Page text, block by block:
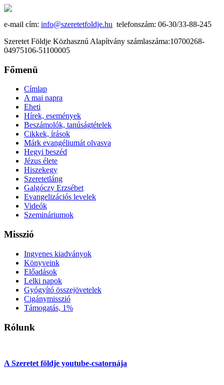
e-mail cím: info@szeretetfoldje.hu telefonszám: 06-30/33-88-245
Szeretet Földje Közhasznú Alapítvány számlaszáma:10700268-
04975106-51100005
Főmenü
Címlap
A mai napra
Eheti
Hírek, események
Beszámolók, tanúságtételek
Cikkek, írások
Márk evangéliumát olvasva
Hegyi beszéd
Jézus élete
Hiszekegy
Szeretetláng
Galgóczy Erzsébet
Evangelizációs levelek
Videók
Szemináriumok
Misszió
Ingyenes kiadványok
Könyveink
Előadások
Lelki napok
Gyógyító összejövetelek
Cigánymisszió
Támogatás, 1%
Rólunk
A Szeretet földje youtube-csatornája